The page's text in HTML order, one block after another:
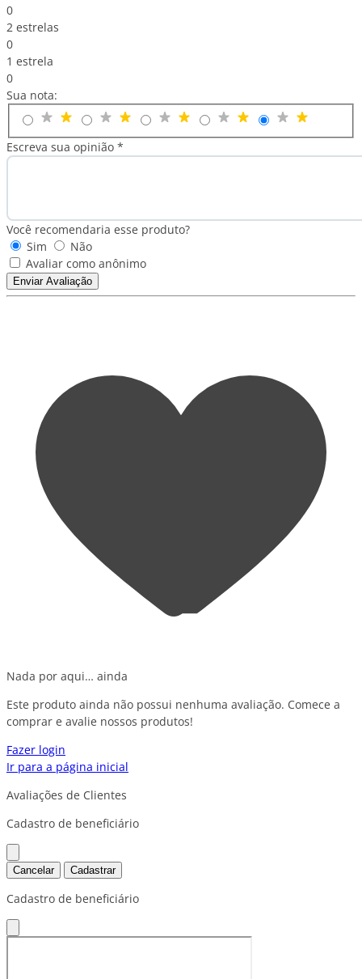
0
2 estrelas
0
1 estrela
0
Sua nota:
Escreva sua opinião *
Você recomendaria esse produto?
Sim
Não
Avaliar como anônimo
Enviar Avaliação
Nada por aqui… ainda
Este produto ainda não possui nenhuma avaliação. Comece a
comprar e avalie nossos produtos!
Fazer login
Ir para a página inicial
Avaliações de Clientes
Cadastro de beneficiário
Cancelar Cadastrar
Cadastro de beneficiário